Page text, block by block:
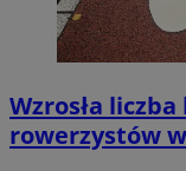
Wzrosła
rowerzystów